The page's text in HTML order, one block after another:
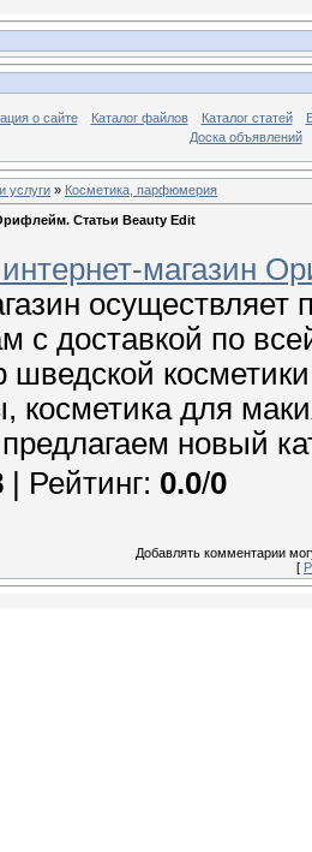
о сайте Каталог файлов Каталог статей
Доска объявлений
услуги » Косметика, парфюмерия
Статьи Beauty Edit
магазин
осуществляет
с доставкой по
косметика для
новый
| Рейтинг: 0.0/0
Добавлять комментарии
[